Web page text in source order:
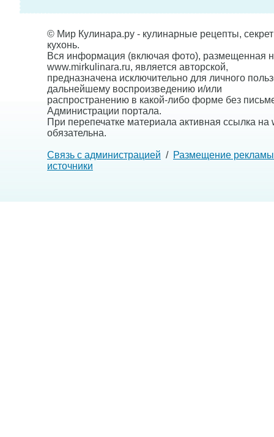
© Мир Кулинара.ру - кулинарные рецепты,
кухонь.
Вся информация (включая фото), размещенная
www.mirkulinara.ru, является авторской,
предназначена исключительно для личного
дальнейшему воспроизведению и/или
распространению в какой-либо форме без
Администрации портала.
При перепечатке материала активная ссылка на
обязательна.
Связь с администрацией / Размещение рекламы
источники